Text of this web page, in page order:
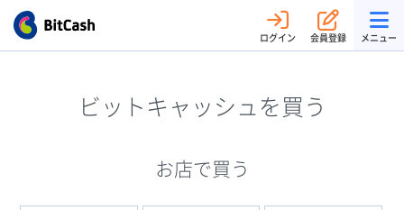
ログイン 会員登録 メニュー
ビットキャッシュを買う
お店で買う